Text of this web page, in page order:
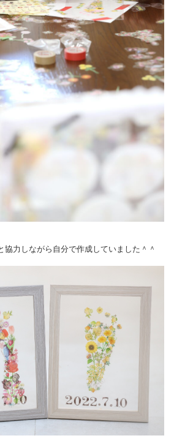
協力しながら自分で作成していました＾＾